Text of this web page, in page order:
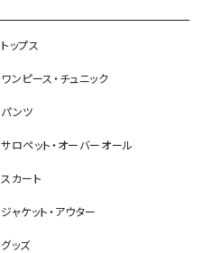
トップス
ワンピース・チュニック
パンツ
サロペット・オーバーオール
スカート
ジャケット・アウター
グッズ